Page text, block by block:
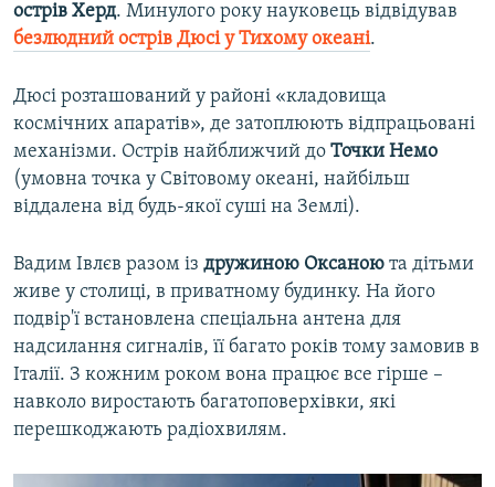
острів Херд. Минулого року науковець відвідував
безлюдний острів Дюсі у Тихому океані.
Дюсі розташований у районі «кладовища
космічних апаратів», де затоплюють відпрацьовані
механізми. Острів найближчий до Точки Немо
(умовна точка у Світовому океані, найбільш
віддалена від будь-якої суші на Землі).
Вадим Івлєв разом із дружиною Оксаною та дітьми
живе у столиці, в приватному будинку. На його
подвір'ї встановлена спеціальна антена для
надсилання сигналів, її багато років тому замовив в
Італії. З кожним роком вона працює все гірше –
навколо виростають багатоповерхівки, які
перешкоджають радіохвилям.